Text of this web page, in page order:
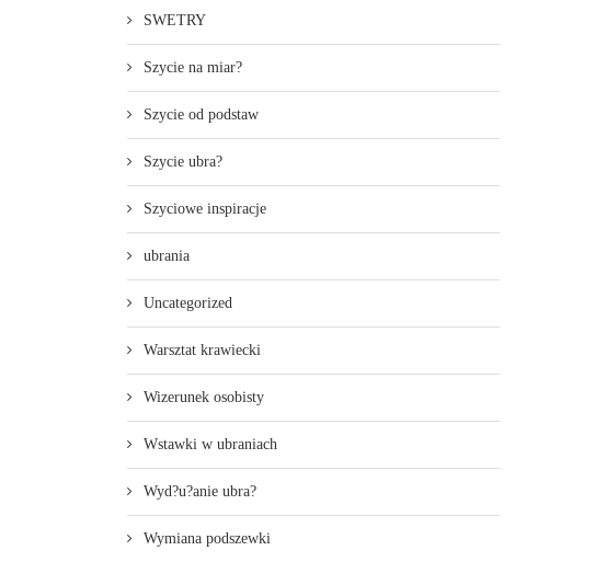
SWETRY
Szycie na miar?
Szycie od podstaw
Szycie ubra?
Szyciowe inspiracje
ubrania
Uncategorized
Warsztat krawiecki
Wizerunek osobisty
Wstawki w ubraniach
Wyd?u?anie ubra?
Wymiana podszewki